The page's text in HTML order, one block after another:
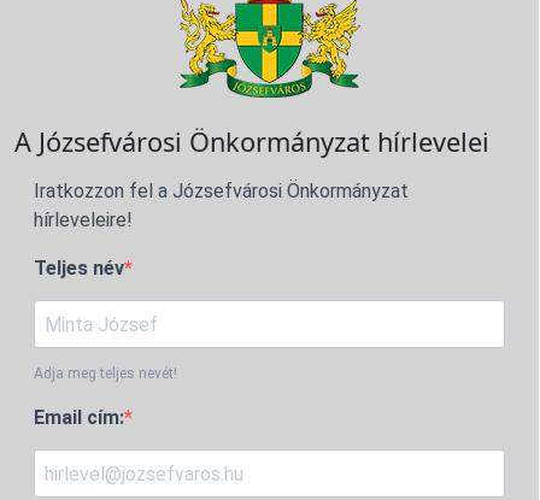
A Józsefvárosi Önkormányzat hírlevelei
Iratkozzon fel a Józsefvárosi Önkormányzat
hírleveleire!
Teljes név
Adja meg teljes nevét!
Email cím: